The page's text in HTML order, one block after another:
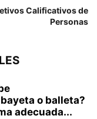
Calificativos de
Personas
o balleta?
adecuada...